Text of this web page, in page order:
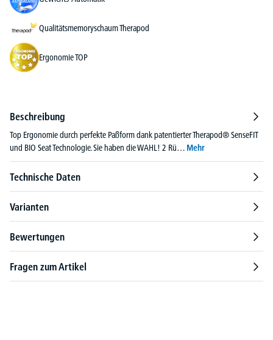
Qualitätsmemoryschaum Therapod
Ergonomie TOP
Beschreibung
Top Ergonomie durch perfekte Paßform dank patentierter Therapod® SenseFIT
und BIO Seat Technologie. Sie haben die WAHL! 2 Rü… Mehr
Technische Daten
Varianten
Bewertungen
Fragen zum Artikel